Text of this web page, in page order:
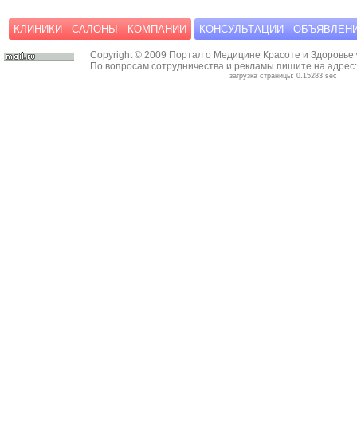
КЛИНИКИ САЛОНЫ КОМПАНИИ КОНСУЛЬТАЦИИ
Copyright © 2009 Портал о Медицине Красоте и Здоровье
По вопросам сотрудничества и рекламы пишите на
загрузка страницы: 0.15283 sec